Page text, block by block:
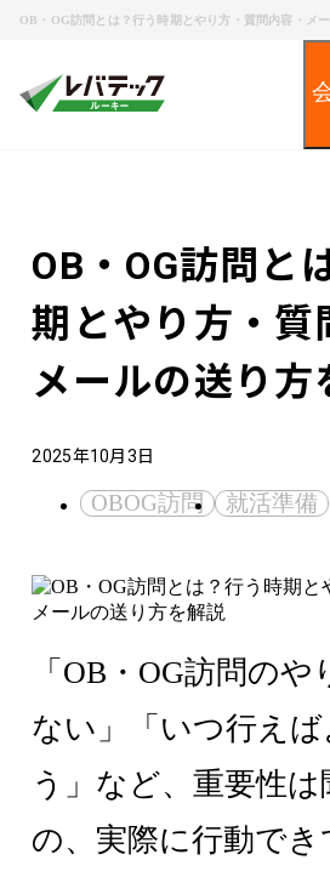
OB・OG訪問とは？行う時期とやり方・質問内容・メ
エン
OB・OG訪問と
期とやり方・質
メールの送り方
2025年10月3日
OBOG訪問 就活準備
「OB・OG訪問の
ない」「いつ行え
う」など、重要性
の、実際に行動で